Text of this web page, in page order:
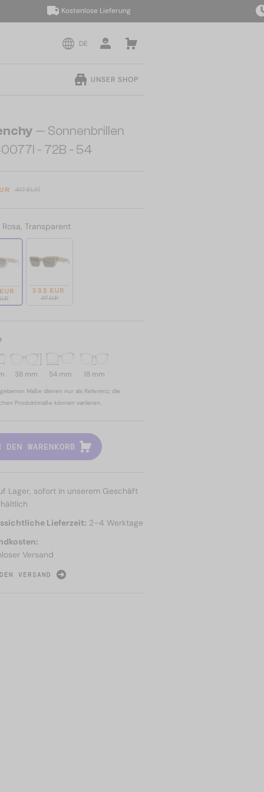
Kostenlose Lieferung
DE
UNSER SHOP
— Sonnenbrillen
- 72B - 54
417 EUR
Rosa, Transparent
333 EUR
417 EUR
38 mm 54 mm 18 mm
Maße dienen nur als Referenz; die
Produktmaße können variieren.
WARENKORB
Lager, sofort in unserem Geschäft
Lieferzeit: 2–4 Werktage
Versand
VERSAND